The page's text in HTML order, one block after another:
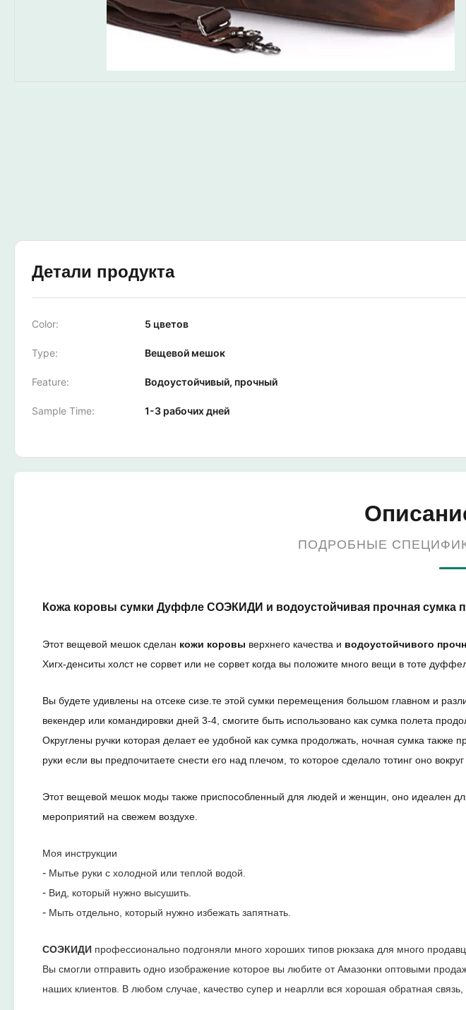
Детали продукта
Color: 5 цветов
Type: Вещевой мешок
Feature: Водоустойчивый, прочный
Sample Time: 1-3 рабочих дней
ПОДРОБНЫЕ
Кожа коровы сумки Дуффле СОЭКИДИ и водоустойчивая прочная сумка
Этот вещевой мешок сделан кожи коровы верхнего качества и водоустойчивого
Хигх-денситы холст не сорвет или не сорвет когда вы положите много вещи в тоте
Вы будете удивлены на отсеке сизе.те этой сумки перемещения большом главном и
векендер или командировки дней 3-4, смогите быть использовано как сумка полета
Округлены ручки которая делает ее удобной как сумка продолжать, ночная сумка
руки если вы предпочитаете снести его над плечом, то которое сделало тотинг оно
Этот вещевой мешок моды также приспособленный для людей и женщин, оно идеален
мероприятий на свежем воздухе.
Моя инструкции
- Мытье руки с холодной или теплой водой.
- Вид, который нужно высушить.
- Мыть отдельно, который нужно избежать запятнать.
СОЭКИДИ профессионально подгоняли много хороших типов рюкзака для много
Вы смогли отправить одно изображение которое вы любите от Амазонки оптовыми
наших клиентов. В любом случае, качество супер и неарлли вся хорошая обратная